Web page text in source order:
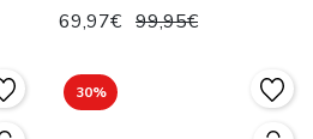
69,97€ 99,95€
30%